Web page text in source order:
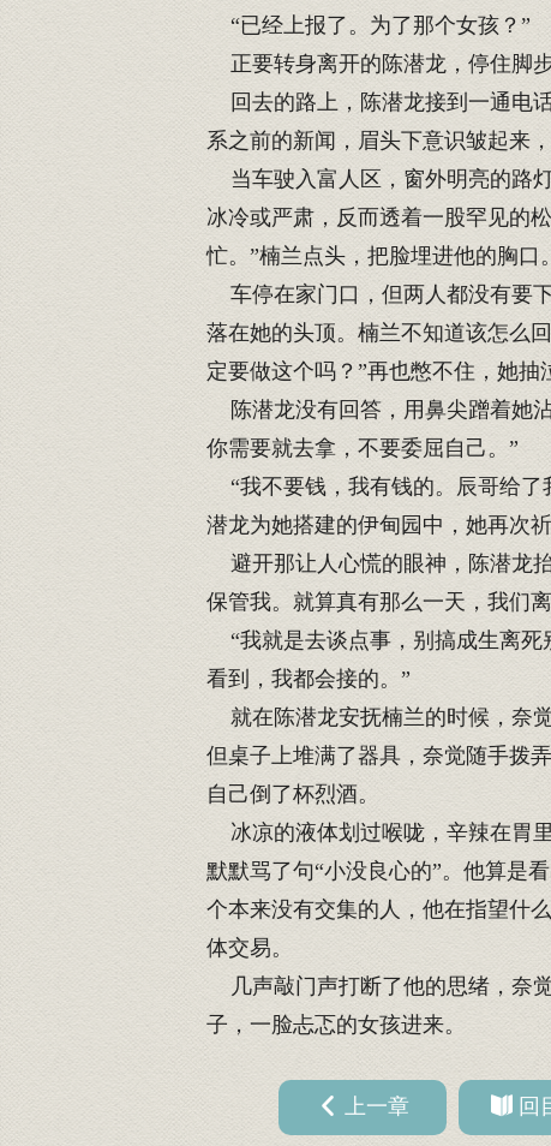
“已经上报了。为了那个女孩？”
正要转身离开的陈潜龙，停住脚
回去的路上，陈潜龙接到一通电
系之前的新闻，眉头下意识皱起来
当车驶入富人区，窗外明亮的路
冰冷或严肃，反而透着一股罕见的
忙。”楠兰点头，把脸埋进他的胸口。
车停在家门口，但两人都没有要
落在她的头顶。楠兰不知道该怎么
定要做这个吗？”再也憋不住，她抽
陈潜龙没有回答，用鼻尖蹭着她
你需要就去拿，不要委屈自己。”
“我不要钱，我有钱的。辰哥给了
潜龙为她搭建的伊甸园中，她再次祈
避开那让人心慌的眼神，陈潜龙
保管我。就算真有那么一天，我们
“我就是去谈点事，别搞成生离死
看到，我都会接的。”
就在陈潜龙安抚楠兰的时候，奈
但桌子上堆满了器具，奈觉随手拨
自己倒了杯烈酒。
冰凉的液体划过喉咙，辛辣在胃
默默骂了句“小没良心的”。他算是
个本来没有交集的人，他在指望什
体交易。
几声敲门声打断了他的思绪，奈
子，一脸忐忑的女孩进来。
上一章 回